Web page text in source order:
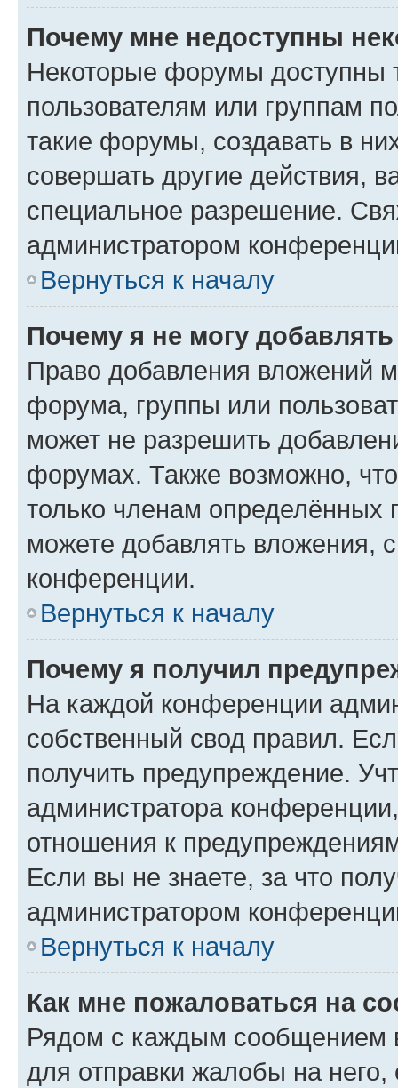
Почему мне недоступны
Некоторые форумы доступны
пользователям или группам
такие форумы, создавать в
совершать другие действия,
специальное разрешение.
администратором
Вернуться к началу
Почему я не могу
Право добавления вложений
форума, группы или
может не разрешить
форумах. Также возможно,
только членам определённых
можете добавлять вложения,
конференции.
Вернуться к началу
Почему я получил
На каждой конференции
собственный свод правил.
получить предупреждение.
администратора
отношения к
Если вы не знаете, за что
администратором
Вернуться к началу
Как мне пожаловаться на
Рядом с каждым сообщением
для отправки жалобы на